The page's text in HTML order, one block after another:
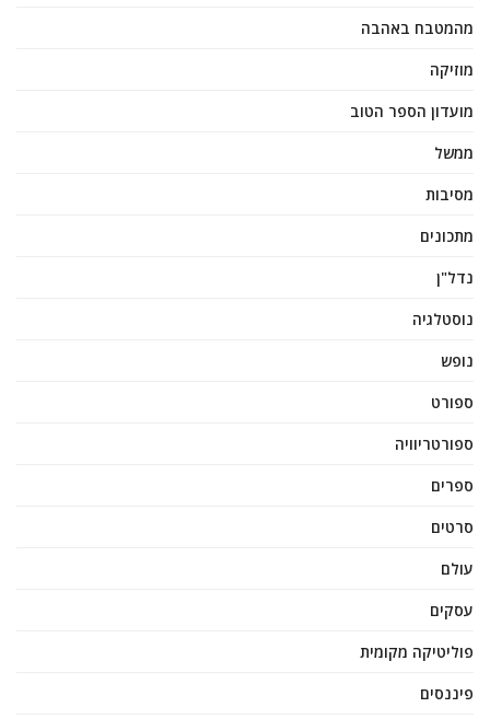
מהמטבח באהבה
מוזיקה
מועדון הספר הטוב
ממשל
מסיבות
מתכונים
נדל"ן
נוסטלגיה
נופש
ספורט
ספורטריוויה
ספרים
סרטים
עולם
עסקים
פוליטיקה מקומית
פיננסים